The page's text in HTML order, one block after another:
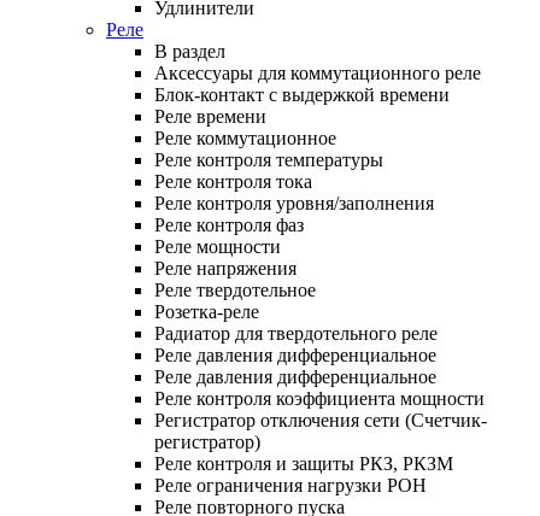
Удлинители
Реле
В раздел
Аксессуары для коммутационного реле
Блок-контакт с выдержкой времени
Реле времени
Реле коммутационное
Реле контроля температуры
Реле контроля тока
Реле контроля уровня/заполнения
Реле контроля фаз
Реле мощности
Реле напряжения
Реле твердотельное
Розетка-реле
Радиатор для твердотельного реле
Реле давления дифференциальное
Реле давления дифференциальное
Реле контроля коэффициента мощности
Регистратор отключения сети (Счетчик-
регистратор)
Реле контроля и защиты РКЗ, РКЗМ
Реле ограничения нагрузки РОН
Реле повторного пуска